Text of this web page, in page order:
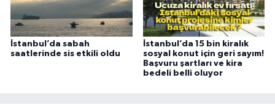
İstanbul’da sabah
saatlerinde sis etkili oldu
İstanbul’da 15 bin kiralık
sosyal konut için geri sayım!
Başvuru şartları ve kira
bedeli belli oluyor